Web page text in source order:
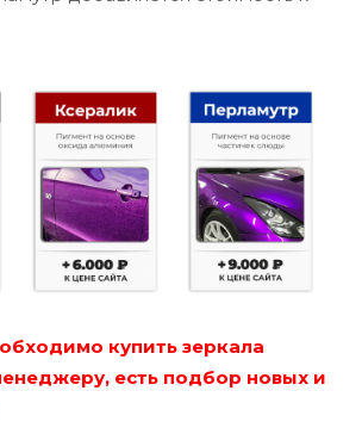
купить зеркала
есть подбор новых и